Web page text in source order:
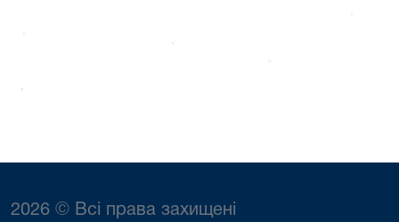
2026 © Всі права захищені